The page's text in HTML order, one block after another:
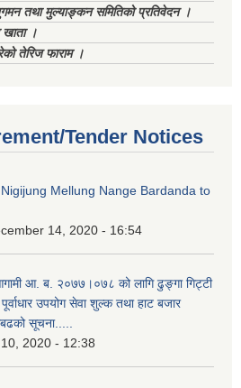
तथा मुल्याङ्कन समितिको प्रतिवेदन ।
खाता ।
तेरिज फाराम ।
Tender Notices
Mellung Nange Bardanda to
14, 2020 - 16:54
आ. ब. २०७७।०७८ को लागि ढुङ्गा गिट्टी
उपयोग सेवा शुल्क तथा हाट बजार
सूचना.....
2020 - 12:38